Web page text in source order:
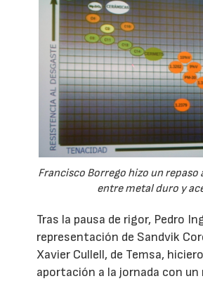
Francisco Borrego hizo un repaso
entre metal duro y
Tras la pausa de rigor, Pedro
representación de Sandvik
Xavier Cullell, de Temsa,
aportación a la jornada con un